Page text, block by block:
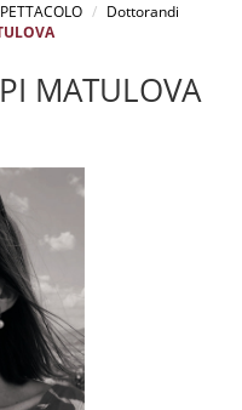
Dottorandi
MATULOVA